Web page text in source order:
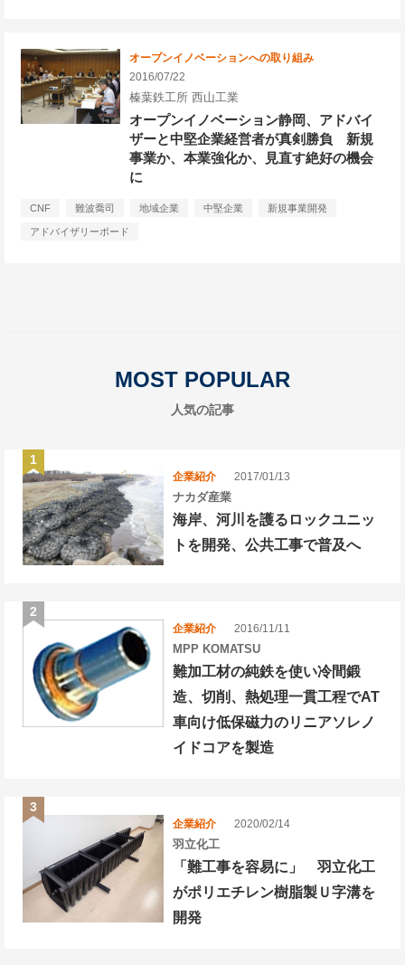
オープンイノベーションへの取り組み
2016/07/22
榛葉鉄工所 西山工業
オープンイノベーション静岡、アドバイ
ザーと中堅企業経営者が真剣勝負 新規
事業か、本業強化か、見直す絶好の機会
に
CNF 難波喬司 地域企業 中堅企業 新規事業開発
アドバイザリーボード
MOST POPULAR
人気の記事
企業紹介 2017/01/13
ナカダ産業
海岸、河川を護るロックユニッ
トを開発、公共工事で普及へ
企業紹介 2016/11/11
MPP KOMATSU
難加工材の純鉄を使い冷間鍛
造、切削、熱処理一貫工程でAT
車向け低保磁力のリニアソレノ
イドコアを製造
企業紹介 2020/02/14
羽立化工
「難工事を容易に」 羽立化工
がポリエチレン樹脂製Ｕ字溝を
開発